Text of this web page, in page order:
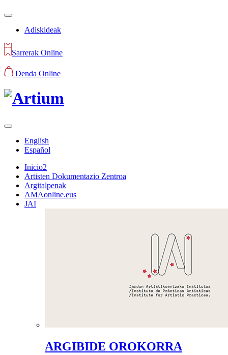
Adiskideak
Sarrerak Online
Denda Online
English
Español
Inicio2
Artisten Dokumentazio Zentroa
Argitalpenak
AMAonline.eus
JAI
ARGIBIDE OROKORRA